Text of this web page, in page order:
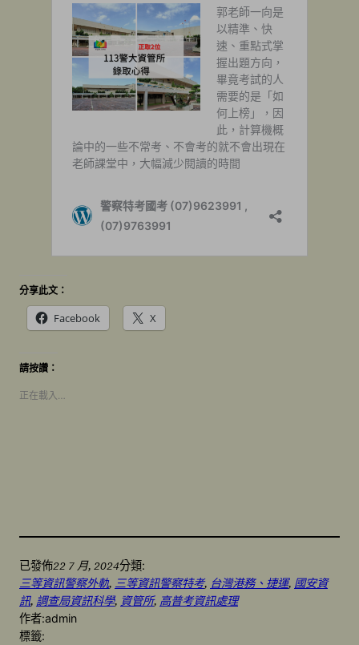
分享此文：
Facebook X
請按讚：
正在載入…
已發佈22 7 月, 2024分類:
三等資訊警察外軌, 三等資訊警察特考, 台灣港務、捷運, 國安資
訊, 調查局資訊科學, 資管所, 高普考資訊處理
作者:admin
標籤: